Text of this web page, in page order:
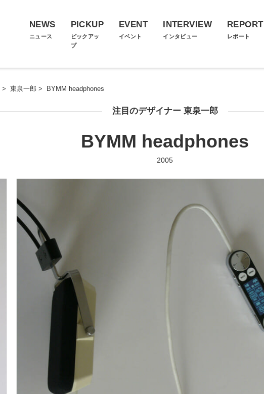
NEWS
ニュース
PICKUP
ピックアッ
プ
EVENT
イベント
INTERVIEW
インタビュー
REPORT
レポート
> 東泉一郎 > BYMM headphones
注目のデザイナー 東泉一郎
BYMM headphones
2005